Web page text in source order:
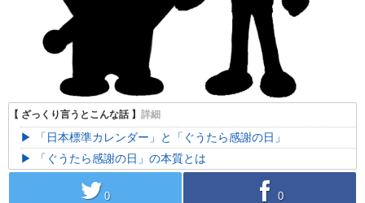
「日本標準カレンダー」と「ぐうたら感謝の日」
「ぐうたら感謝の日」の本質とは
twitter 0 facebook 0